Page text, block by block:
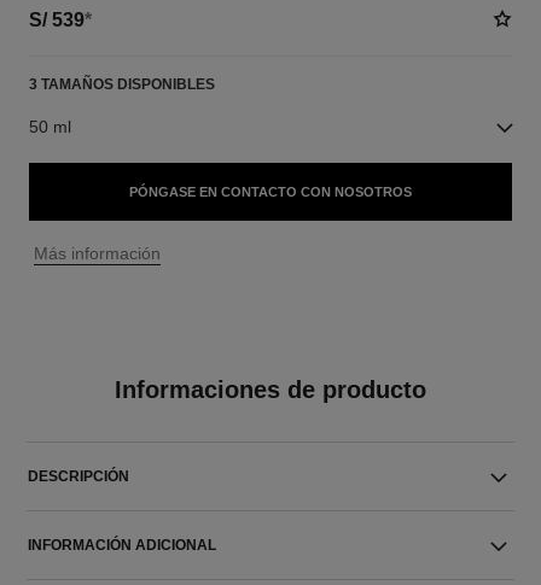
S/ 539*
3 TAMAÑOS DISPONIBLES
50 ml
PÓNGASE EN CONTACTO CON NOSOTROS
↩
Más información
Informaciones de producto
DESCRIPCIÓN
INFORMACIÓN ADICIONAL